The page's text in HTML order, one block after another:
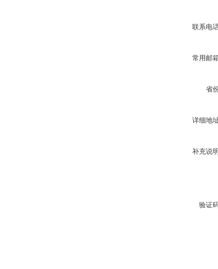
联系电
常用邮
省
详细地
补充说
验证